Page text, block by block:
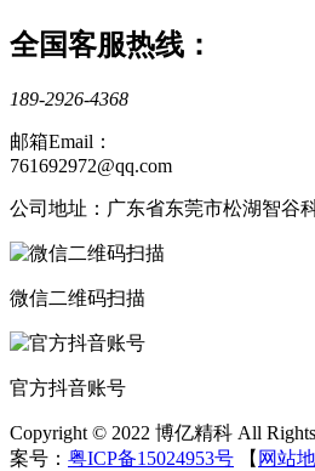
全国客服热线：
189-2926-4368
邮箱Email：
761692972@qq.com
公司地址：广东省东莞市松湖智谷
微信二维码扫描
官方抖音账号
Copyright © 2022 博亿精科 All
案号： 粤ICP备15024953号 【 网站